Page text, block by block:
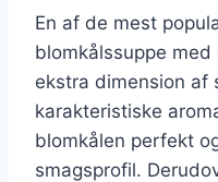
En af de mest
blomkålssuppe
ekstra dimension af
karakteristiske
blomkålen perfekt
smagsprofil.